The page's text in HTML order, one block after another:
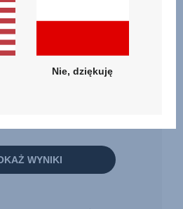
WYNIKI
Nie, dziękuję